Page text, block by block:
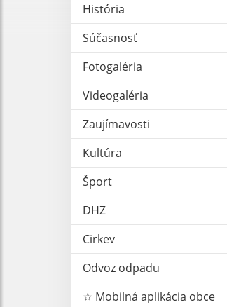
História
Súčasnosť
Fotogaléria
Videogaléria
Zaujímavosti
Kultúra
Šport
DHZ
Cirkev
Odvoz odpadu
☆ Mobilná aplikácia obce